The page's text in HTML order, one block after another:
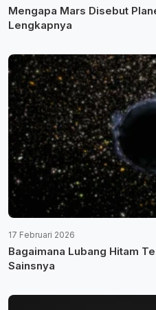
Mengapa Mars Disebut
Lengkapnya
17 Februari 2026
Bagaimana Lubang Hitam
Sainsnya